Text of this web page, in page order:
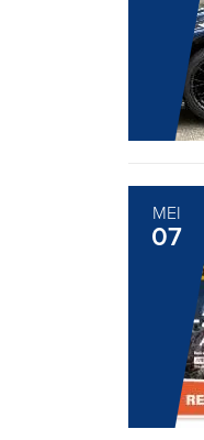
MEI
07